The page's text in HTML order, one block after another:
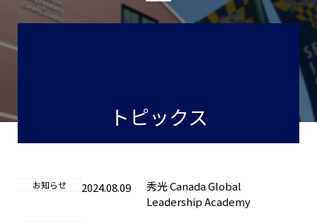
トピックス
お知らせ 2024.08.09
秀光 Canada Global
Leadership Academy